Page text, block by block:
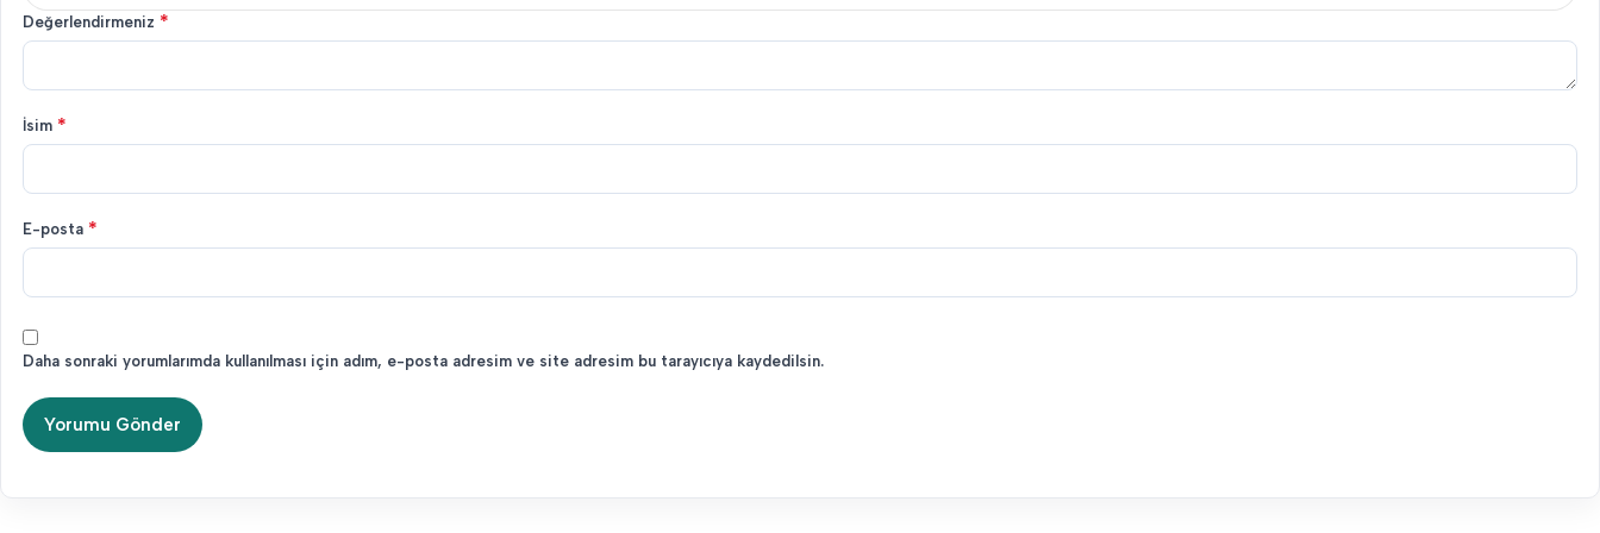
Değerlendirmeniz *
İsim *
E-posta *
Daha sonraki yorumlarımda kullanılması için adım, e-posta adresim ve site adresim bu tarayıcıya kaydedilsin.